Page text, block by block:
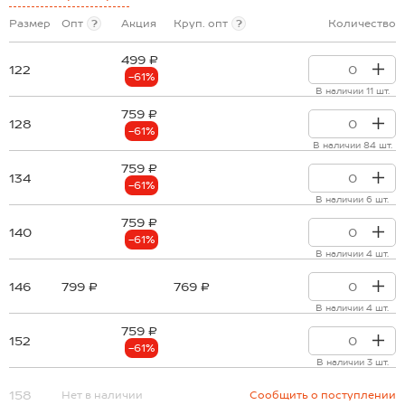
Размер Опт ? Акция Круп. опт ? Количество
122
499 ₽
-61%
В наличии 11 шт.
128
759 ₽
-61%
В наличии 84 шт.
134
759 ₽
-61%
В наличии 6 шт.
140
759 ₽
-61%
В наличии 4 шт.
146 799 ₽ 769 ₽
В наличии 4 шт.
152
759 ₽
-61%
В наличии 3 шт.
158 Нет в наличии Сообщить о поступлении